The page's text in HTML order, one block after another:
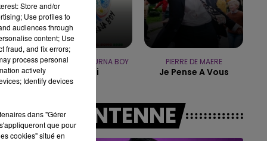
SHAKIRA FEAT. BURNA BOY
Dai Dai
PIERRE DE MAERE
Je Pense A Vous
A L'ANTENNE
Store and/or
Use profiles to
audiences through
content; Use
fraud, and fix errors;
process personal
actively
Identify devices
dans "Gérer
que pour
cookies" situé en